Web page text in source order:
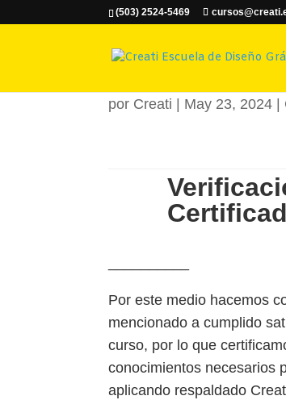
(503) 2524-5469
Mayerli
por Creati May 23, 2024
Por este medio hacemos
mencionado a cumplido
curso, por lo que
conocimientos necesarios
aplicando respaldado